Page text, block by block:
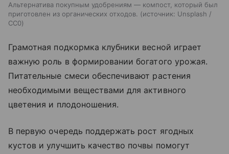
Альтернатива покупным удобрениям — компост, который был
приготовлен из органических отходов.
источник: Unsplash /
CC0
Грамотная подкормка клубники весной играет
важную роль в формировании богатого урожая.
Питательные смеси обеспечивают растения
необходимыми веществами для активного
цветения и плодоношения.
В первую очередь поддержать рост ягодных
кустов и улучшить качество почвы помогут